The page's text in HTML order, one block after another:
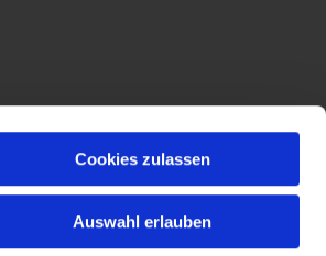
Cookies zulassen
Auswahl erlauben